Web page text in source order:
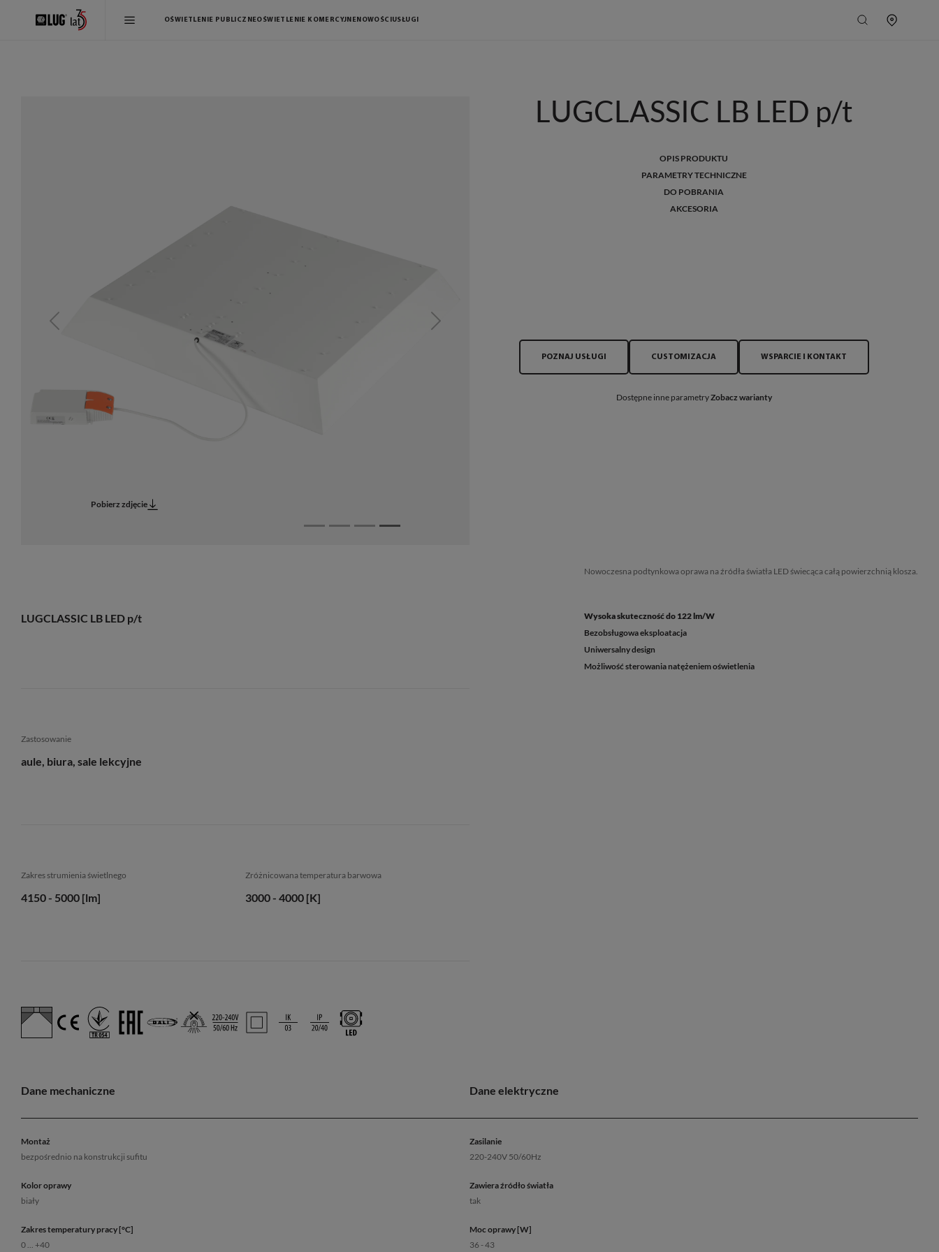
OŚWIETLENIE PUBLICZNEOŚWIETLENIE KOMERCYJNENOWOŚCI USŁUGI
Previous Next
Pobierz zdjęcie
LUGCLASSIC LB LED p/t
OPIS PRODUKTU
PARAMETRY TECHNICZNE
DO POBRANIA
AKCESORIA
POZNAJ USŁUGI CUSTOMIZACJA WSPARCIE I KONTAKT
Dostępne inne parametryZobacz warianty
LUGCLASSIC LB LED p/t
Nowoczesna podtynkowa oprawa na źródła światła LED świecąca całą powierzchnią klosza.
Wysoka skuteczność do 122 lm/W
Bezobsługowa eksploatacja
Uniwersalny design
Możliwość sterowania natężeniem oświetlenia
Zastosowanie
aule, biura, sale lekcyjne
Zakres strumienia świetlnego
4150 - 5000 [lm]
Zróżnicowana temperatura barwowa
3000 - 4000 [K]
Dane mechaniczne
Montaż
bezpośrednio na konstrukcji sufitu
Kolor oprawy
biały
Zakres temperatury pracy [°C]
0 ... +40
Dane elektryczne
Zasilanie
220-240V 50/60Hz
Zawiera źródło światła
tak
Moc oprawy [W]
36 - 43